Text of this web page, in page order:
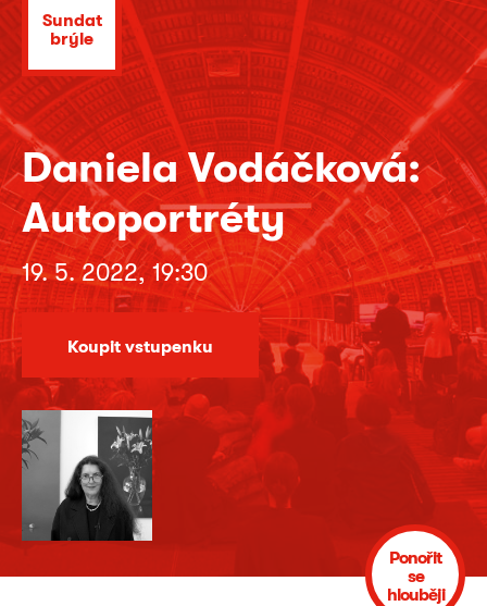
Sundat
brýle
Daniela Vodáčková:
Autoportréty
19. 5. 2022, 19:30
Koupit vstupenku
Ponořit
se
hlouběji